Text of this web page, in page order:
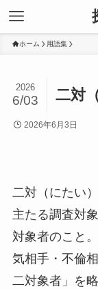
ホーム 用語集
二対
2026
6/03
2026年6月3日
二対（にたい）
主たる調査対
対象者のこと
気相手・不倫
二対象者」を